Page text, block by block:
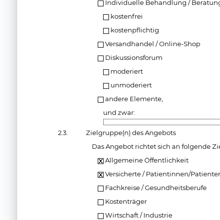
Individuelle Behandlung /
kostenfrei
kostenpflichtig
Versandhandel / Online-Shop
Diskussionsforum
moderiert
unmoderiert
andere Elemente,
und zwar:
2.3.
Zielgruppe(n) des Angebots
Das Angebot richtet sich an folgende
Allgemeine Öffentlichkeit
Versicherte / Patientinnen/
Fachkreise / Gesundheitsberufe
Kostenträger
Wirtschaft / Industrie